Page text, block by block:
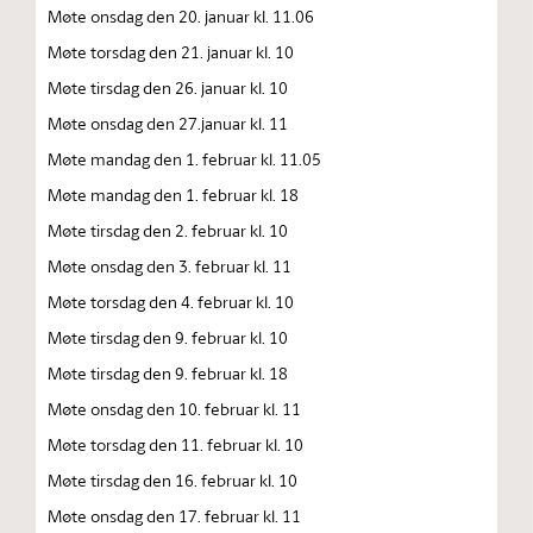
Møte onsdag den 20. januar kl. 11.06
Møte torsdag den 21. januar kl. 10
Møte tirsdag den 26. januar kl. 10
Møte onsdag den 27.januar kl. 11
Møte mandag den 1. februar kl. 11.05
Møte mandag den 1. februar kl. 18
Møte tirsdag den 2. februar kl. 10
Møte onsdag den 3. februar kl. 11
Møte torsdag den 4. februar kl. 10
Møte tirsdag den 9. februar kl. 10
Møte tirsdag den 9. februar kl. 18
Møte onsdag den 10. februar kl. 11
Møte torsdag den 11. februar kl. 10
Møte tirsdag den 16. februar kl. 10
Møte onsdag den 17. februar kl. 11